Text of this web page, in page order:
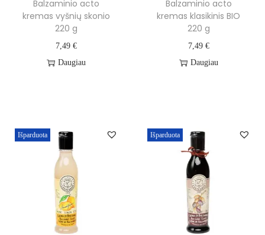
Balzaminio acto
kremas vyšnių skonio
220 g
7,49 €
Daugiau
Balzaminio acto
kremas klasikinis BIO
220 g
7,49 €
Daugiau
Išparduota Išparduota